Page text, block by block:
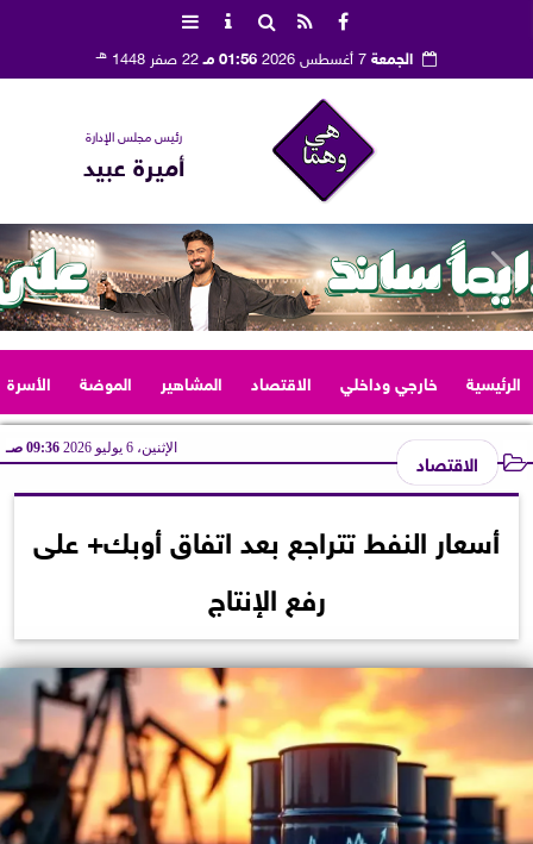
الجمعة 01:56 مـ 22 صفر 1448 هـ
رئيس مجلس الإدارة
أميرة عبيد
الرئيسية خارجي وداخلي الاقتصاد المشاهير الموضة الأسرة
الاقتصاد الإثنين، 6 يوليو 2026 09:36 صـ
أسعار النفط تتراجع بعد اتفاق أوبك+ على
رفع الإنتاج